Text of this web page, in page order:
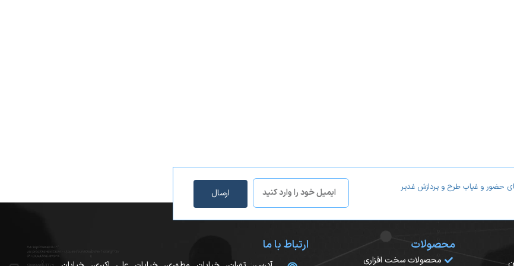
مشاهده کرد
این محصول یک سیستم کنترل دسترسی بیومتریک شبکه ای است که دارای عملکردهای کنترل دسترسی پایدار
حضور و غیاب طرح و پردازش غدیر
ارسال
محصولات
محصولات سخت افزاری
ارتباط با ما